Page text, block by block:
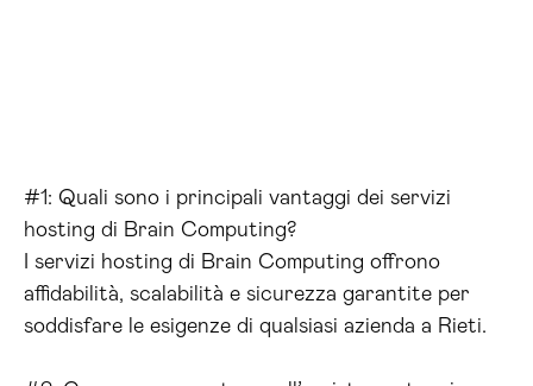
#1: Quali sono i principali vantaggi dei servizi
hosting di Brain Computing?
I servizi hosting di Brain Computing offrono
affidabilità, scalabilità e sicurezza garantite per
soddisfare le esigenze di qualsiasi azienda a Rieti.